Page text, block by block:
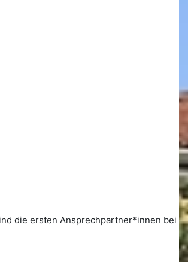
die ersten Ansprechpartner*innen bei